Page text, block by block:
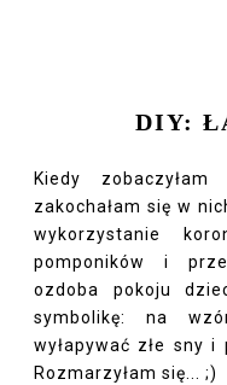
DIY:
Kiedy zobaczyłam
zakochałam się w
wykorzystanie
pomponików i
ozdoba pokoju
symbolikę: na
wyłapywać złe sny
Rozmarzyłam się... ;)